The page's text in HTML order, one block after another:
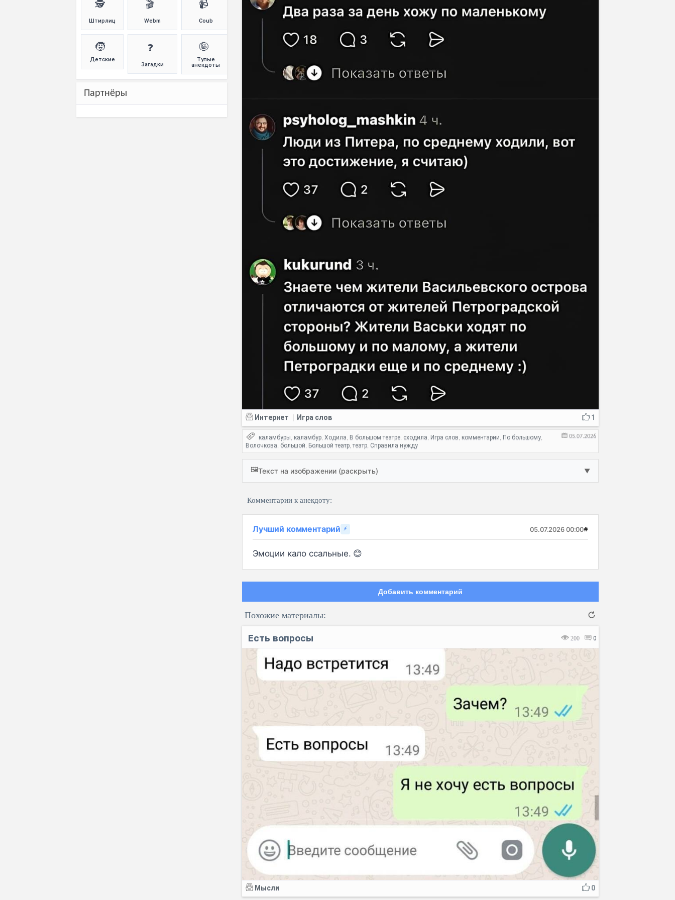
1
Интернет Игра слов
05.07.2026
каламбуры, каламбур, Ходила, В большом театре, сходила, Игра слов, комментарии, По большому,
Волочкова, большой, Большой театр,театр, Справила нужду
🖼️Текст на изображении (раскрыть) ▼
Комментарии к анекдоту:
Лучший комментарий ⚡ 05.07.2026 00:00#
Эмоции кало ссальные. 😊
Добавить комментарий
Отмена Отправить
Похожие материалы:
200 0
Есть вопросы
0
Мысли
🕵️
Штирлиц
🎬
Webm
📹
Coub
🧒
Детские
❓
Загадки
🤪
Тупые
анекдоты
Партнёры